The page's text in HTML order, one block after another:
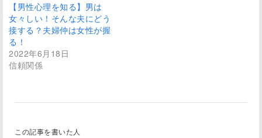
【男性心理を知る】男は
女々しい！そんな夫にどう
接する？夫婦仲は女性が握
る！
2022年6月18日
信頼関係
この記事を書いた人